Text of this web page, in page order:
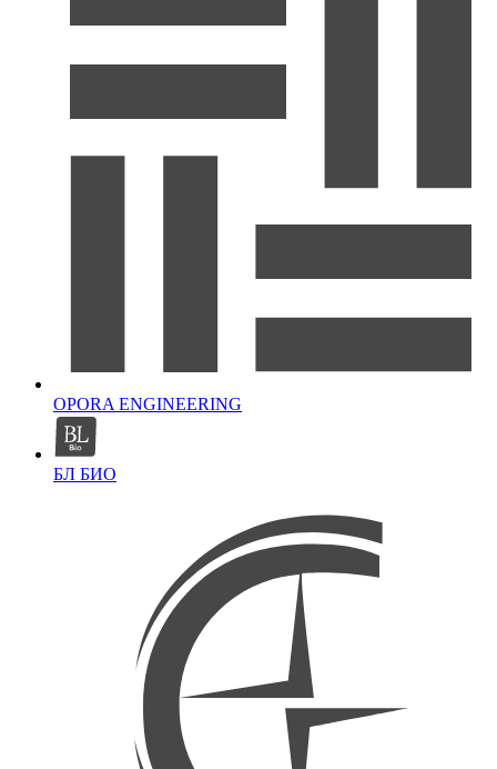
OPORA ENGINEERING
БЛ БИО